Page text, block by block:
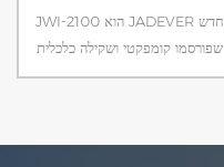
JWI-2100 הוא JADEVER חדש
שפורסמו קומפקטי ושקילה כלכלית
אינדיקטור. עם תצוגת LED בהירים